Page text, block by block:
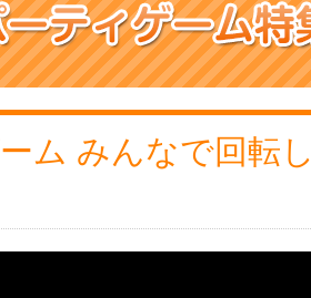
ム みんなで回転し